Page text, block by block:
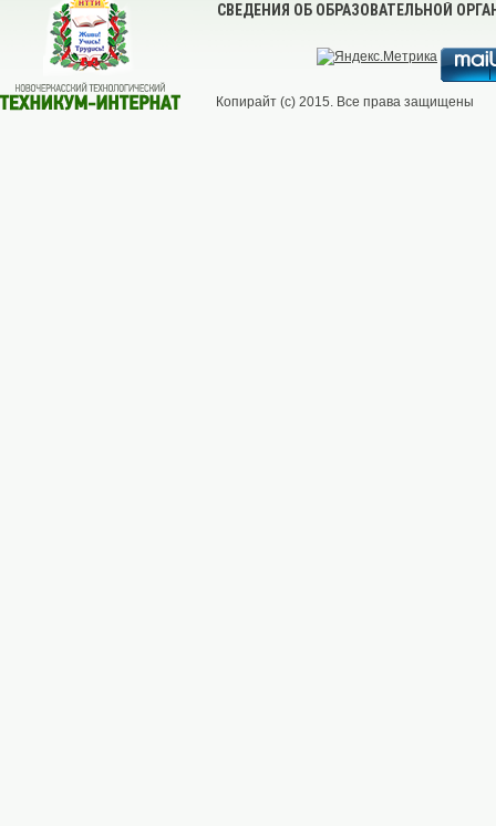
СВЕДЕНИЯ ОБ ОБРАЗОВАТЕЛЬНОЙ
Копирайт (с) 2015. Все права защищены